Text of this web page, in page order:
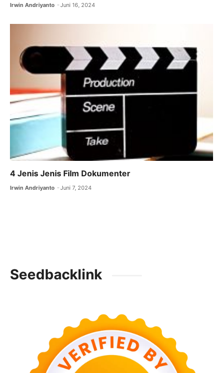
Irwin Andriyanto Juni 16, 2024
4 Jenis Jenis Film Dokumenter
Irwin Andriyanto Juni 7, 2024
Seedbacklink